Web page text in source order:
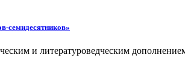
семидесятников»
и литературоведческим